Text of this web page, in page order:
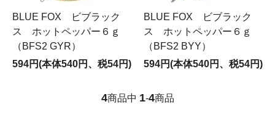
BLUE FOX ビブラック
ス ホットペッパー６ｇ
（BFS2 GYR）
594円(本体540円、税54円)
BLUE FOX ビブラック
ス ホットペッパー６ｇ
（BFS2 BYY）
594円(本体540円、税54円)
4商品中 1-4商品